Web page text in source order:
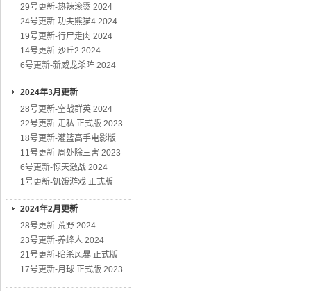
29号更新-热辣滚烫 2024
24号更新-功夫熊猫4 2024
19号更新-行尸走肉 2024
14号更新-沙丘2 2024
6号更新-新威龙杀阵 2024
2024年3月更新
28号更新-空战群英 2024
22号更新-走私 正式版 2023
18号更新-灌篮高手电影版
11号更新-周处除三害 2023
6号更新-惊天激战 2024
1号更新-饥饿游戏 正式版
2024年2月更新
28号更新-荒野 2024
23号更新-养蜂人 2024
21号更新-暗杀风暴 正式版
17号更新-月球 正式版 2023